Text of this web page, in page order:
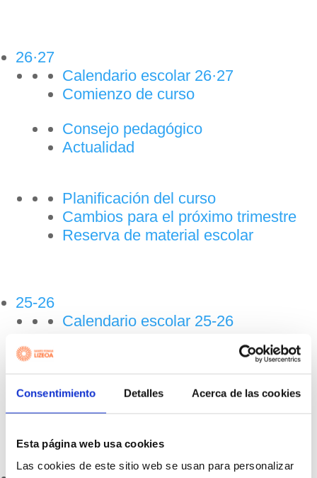
Consentimiento Detalles Acerca de las cookies
Esta página web usa cookies
Las cookies de este sitio web se usan para personalizar
26·27
Calendario escolar 26·27
Comienzo de curso
Consejo pedagógico
Actualidad
Planificación del curso
Cambios para el próximo trimestre
Reserva de material escolar
25-26
Calendario escolar 25-26
Tarjeta Lizeokide